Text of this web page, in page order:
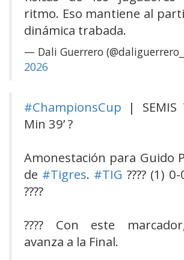
ritmo. Eso mantiene al
dinámica trabada.
— Dali Guerrero
2026
#ChampionsCup | SEMIS
Min 39’ ?
Amonestación para Guido
de #Tigres. #TIG ???? (1)
????
???? Con este
avanza a la Final.